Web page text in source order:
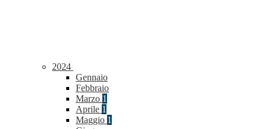
2024
Gennaio
Febbraio
Marzo 1
Aprile 1
Maggio 1